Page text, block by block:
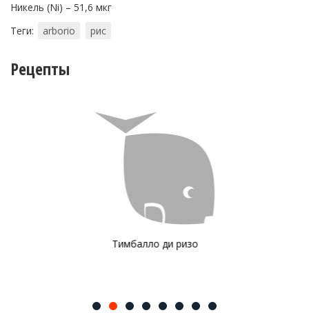
Никель (Ni) – 51,6 мкг
Теги:
arborio рис
Рецепты
Тимбалло ди ризо